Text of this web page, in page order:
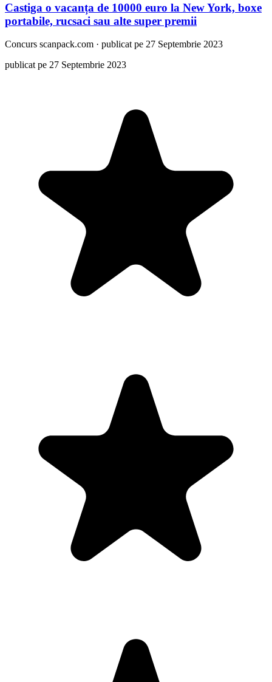
Castiga o vacanța de 10000 euro la New York, boxe
portabile, rucsaci sau alte super premii
Concurs scanpack.com · publicat pe 27 Septembrie 2023
publicat pe 27 Septembrie 2023